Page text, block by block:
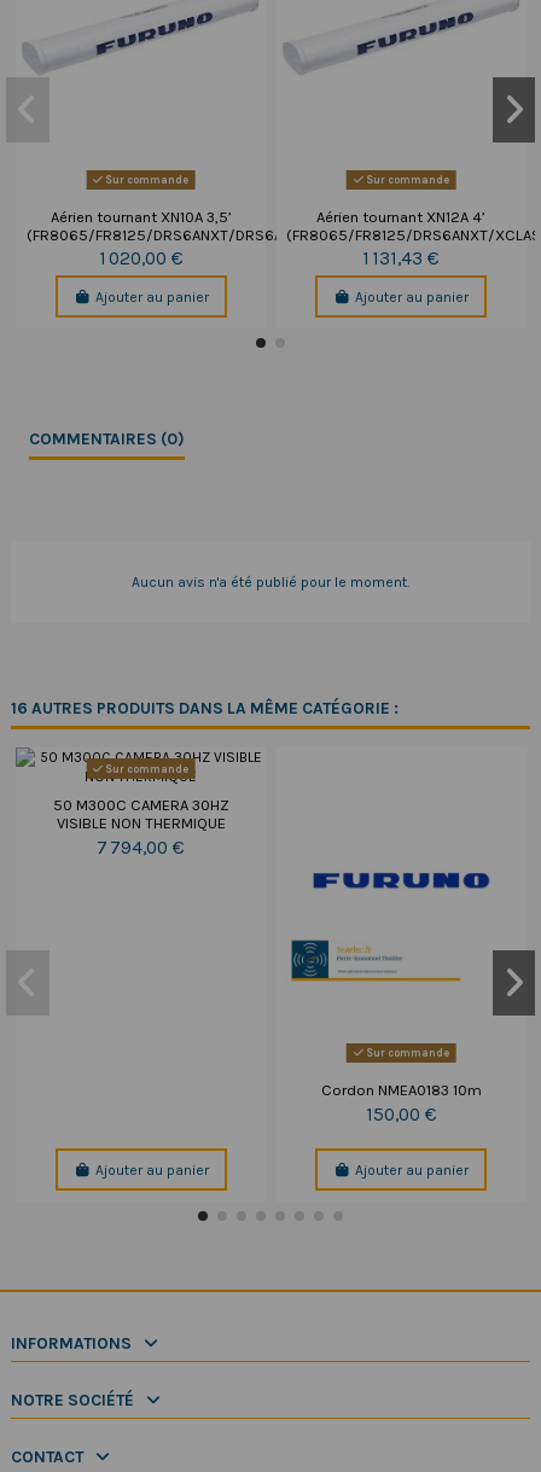
Sur commande
Aérien tournant XN10A 3,5’
(FR8065/FR8125/DRS6ANXT/DRS6A_XCLASS)
1 020,00 €
Ajouter au panier
Sur commande
Aérien tournant XN12A 4’
(FR8065/FR8125/DRS6ANXT/
1 131,43 €
Ajouter au panier
COMMENTAIRES (0)
Aucun avis n'a été publié pour le moment.
16 AUTRES PRODUITS DANS LA MÊME CATÉGORIE :
Sur commande
50 M300C CAMERA 30HZ
VISIBLE NON THERMIQUE
7 794,00 €
Ajouter au panier
Sur commande
Cordon NMEA0183 10m
150,00 €
Ajouter au panier
INFORMATIONS
NOTRE SOCIÉTÉ
CONTACT